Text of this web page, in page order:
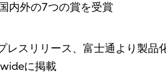
内外の7つの賞を受賞
スリリース、富士通より製品
に掲載